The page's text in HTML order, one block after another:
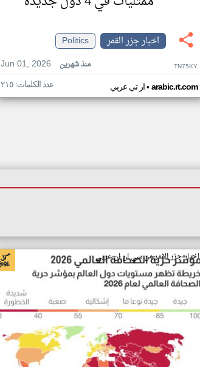
اخبار جزر القمر
Politics
Jun 01, 2026
منذ شهرين TN75KY
ار تي عربي• arabic.rt.com عدد الكلمات: ٢١٥
اخبار جزر القمر من سي ان ان عربي